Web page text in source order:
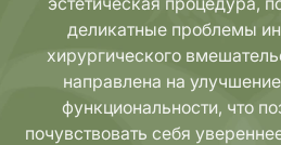
деликатные проблемы
хирургического
направлена ​​на
функциональности, что
почувствовать себя